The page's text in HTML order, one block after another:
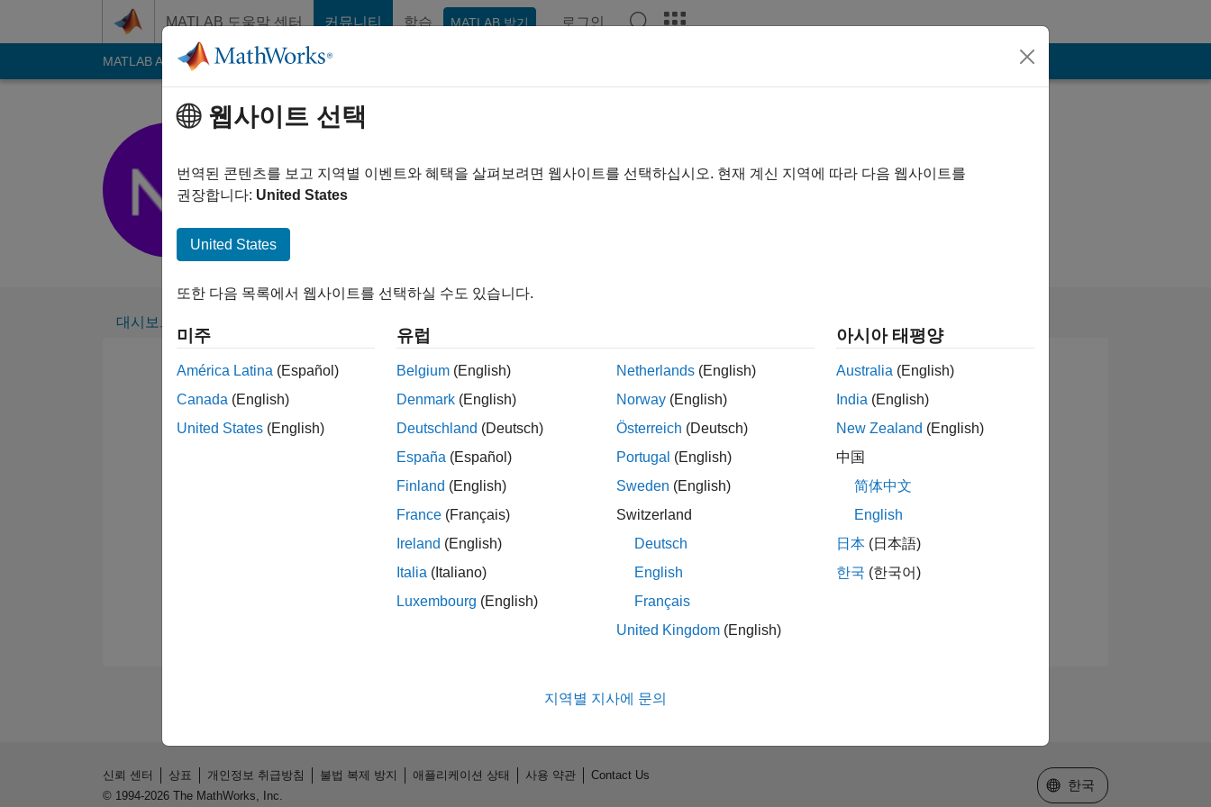
MATLAB 도움말 센터 커뮤니티 학습 MATLAB 받기 로그인
MATLAB Answers File Exchange Cody
Neil Sheridan
2018년부터 활동
Followers: 0
대시보드
Please to endorse this person in a skill
No Endorsements received
웹사이트 선택
번역된 콘텐츠를 보고 지역별 이벤트와 혜택을 살펴보려면 웹사이트를 선택하십시오. 현재 계신 지역에 따라 다음 웹사이트를
권장합니다: United States
United States
또한 다음 목록에서 웹사이트를 선택하실 수도 있습니다.
미주
América Latina (Español)
Canada (English)
United States (English)
유럽
Belgium (English)
Denmark (English)
Deutschland (Deutsch)
España (Español)
Finland (English)
France (Français)
Ireland (English)
Italia (Italiano)
Luxembourg (English)
Netherlands (English)
Norway (English)
Österreich (Deutsch)
Portugal (English)
Sweden (English)
Switzerland
Deutsch
English
Français
United Kingdom (English)
아시아 태평양
Australia (English)
India (English)
New Zealand (English)
中国
简体中文
English
日本 (日本語)
한국 (한국어)
지역별 지사에 문의
신뢰 센터 상표 개인정보 취급방침 불법 복제 방지 애플리케이션 상태 사용 약관
Contact Us
© 1994-2026 The MathWorks, Inc.
웹사이트 선택
한국